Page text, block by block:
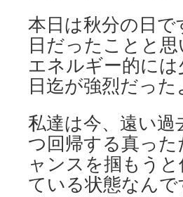
本日は秋分の日
日だったことと思
エネルギー的に
日迄が強烈だっ
私達は今、遠い
つ回帰する真っ
ャンスを掴もう
ている状態なんで